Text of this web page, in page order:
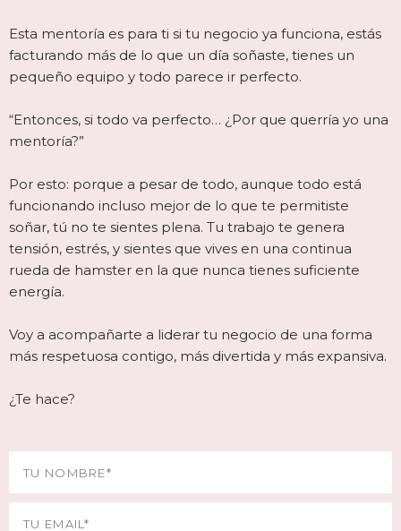
Esta mentoría es para ti si tu negocio ya funciona, estás
facturando más de lo que un día soñaste, tienes un
pequeño equipo y todo parece ir perfecto.
“Entonces, si todo va perfecto… ¿Por que querría yo una
mentoría?”
Por esto: porque a pesar de todo, aunque todo está
funcionando incluso mejor de lo que te permitiste
soñar, tú no te sientes plena. Tu trabajo te genera
tensión, estrés, y sientes que vives en una continua
rueda de hamster en la que nunca tienes suficiente
energía.
Voy a acompañarte a liderar tu negocio de una forma
más respetuosa contigo, más divertida y más expansiva.
¿Te hace?